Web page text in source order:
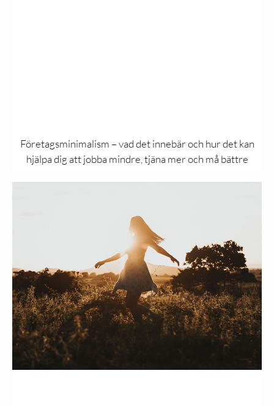
Företagsminimalism – vad det innebär och hur det kan
hjälpa dig att jobba mindre, tjäna mer och må bättre